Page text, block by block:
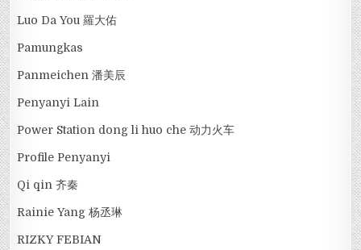
Luo Da You 羅大佑
Pamungkas
Panmeichen 潘美辰
Penyanyi Lain
Power Station dong li huo che 动力火车
Profile Penyanyi
Qi qin 齐秦
Rainie Yang 杨丞琳
RIZKY FEBIAN